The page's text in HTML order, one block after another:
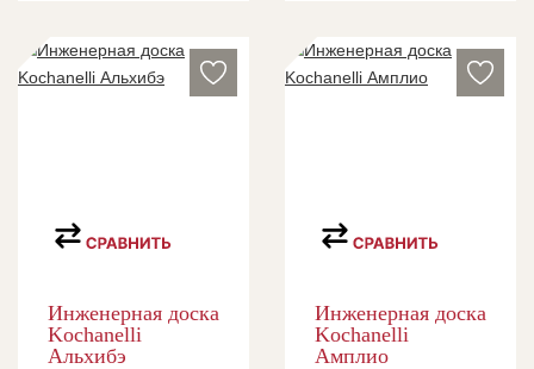
Инженерная доска
Kochanelli
Альхибэ
Инженерная доска
Kochanelli
Амплио